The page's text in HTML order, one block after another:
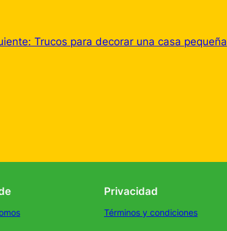
Trucos para decorar una casa pequeña
Privacidad
Términos y condiciones